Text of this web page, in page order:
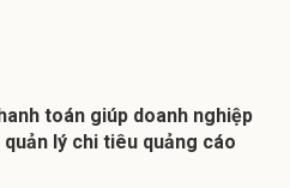
toán giúp doanh nghiệp
lý chi tiêu quảng cáo